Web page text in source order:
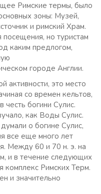
Римские термы, было
зоны: Музей,
и римский Храм.
но туристам
каким предлогом,
городе Англии.
активности, это место
со времен кельтов,
честь богини Сулис.
как Воды Сулис.
о богине Сулис,
все еще много лет
Между 60 и 70 н. э. на
и в течение следующих
Римских Терм.
и значительно